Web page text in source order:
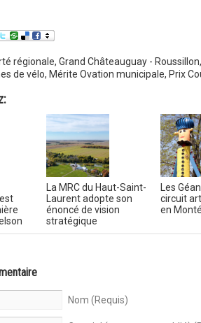
régionale, Grand Châteauguay - Roussillon,
de vélo, Mérite Ovation municipale, Prix
La MRC du Haut-Saint-
Laurent adopte son
énoncé de vision
stratégique
Les
circuit
en
Nom (Requis)